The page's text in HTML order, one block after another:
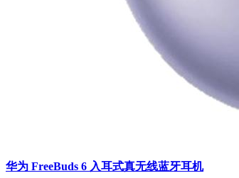
华为 FreeBuds 6 入耳式真无线蓝牙耳机